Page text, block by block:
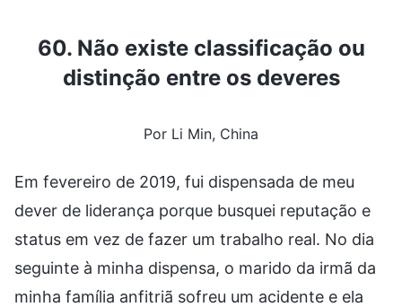
60. Não existe classificação ou
distinção entre os deveres
Por Li Min, China
Em fevereiro de 2019, fui dispensada de meu
dever de liderança porque busquei reputação e
status em vez de fazer um trabalho real. No dia
seguinte à minha dispensa, o marido da irmã da
minha família anfitriã sofreu um acidente e ela